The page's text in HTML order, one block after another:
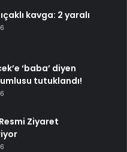
kavga: 2 yaralı
‘baba’ diyen
tutuklandı!
Ziyaret